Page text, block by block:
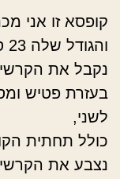
קופסא זו אני
והגודל שלה 23 ס"מ x 23 ס"מ מתאים למצות.
נקבל את
בעזרת פטיש
לשני,
כולל תחתית
נצבע את